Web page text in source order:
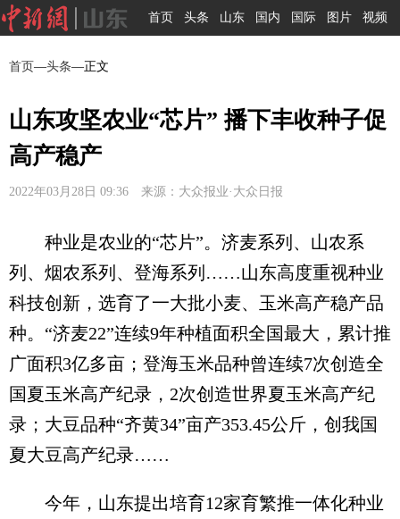
首页 头条 山东 国内 国际 图片 视频
首页—头条—正文
山东攻坚农业“芯片” 播下丰收种子促
高产稳产
2022年03月28日 09:36 来源：大众报业·大众日报
种业是农业的“芯片”。济麦系列、山农系
列、烟农系列、登海系列……山东高度重视种业
科技创新，选育了一大批小麦、玉米高产稳产品
种。“济麦22”连续9年种植面积全国最大，累计推
广面积3亿多亩；登海玉米品种曾连续7次创造全
国夏玉米高产纪录，2次创造世界夏玉米高产纪
录；大豆品种“齐黄34”亩产353.45公斤，创我国
夏大豆高产纪录……
今年，山东提出培育12家育繁推一体化种业